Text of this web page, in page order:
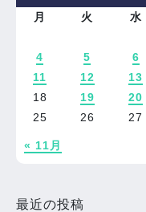
月
火 水
« 11月
4
5 6
11
12 13
18
19 20
25
26 27
最近の投稿